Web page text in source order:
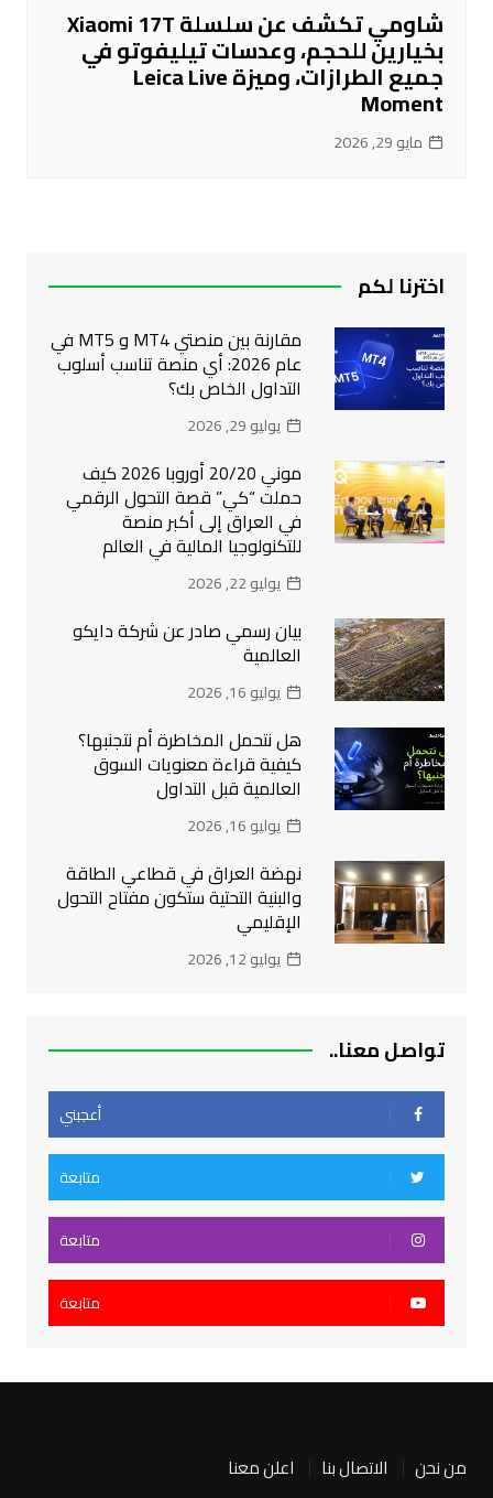
شاومي تكشف عن سلسلة Xiaomi 17T
بخيارين للحجم، وعدسات تيليفوتو في
جميع الطرازات، وميزة Leica Live
Moment
مايو 29, 2026
اخترنا لكم
مقارنة بين منصتي MT4 و MT5 في
عام 2026: أي منصة تناسب أسلوب
التداول الخاص بك؟
يوليو 29, 2026
موني 20/20 أوروبا 2026 كيف
حملت “كي” قصة التحول الرقمي
في العراق إلى أكبر منصة
للتكنولوجيا المالية في العالم
يوليو 22, 2026
بيان رسمي صادر عن شركة دايكو
العالمية
يوليو 16, 2026
هل نتحمل المخاطرة أم نتجنبها؟
كيفية قراءة معنويات السوق
العالمية قبل التداول
يوليو 16, 2026
نهضة العراق في قطاعي الطاقة
والبنية التحتية ستكون مفتاح التحول
الإقليمي
يوليو 12, 2026
تواصل معنا..
أعجبني
متابعة
متابعة
متابعة
من نحن الاتصال بنا اعلن معنا